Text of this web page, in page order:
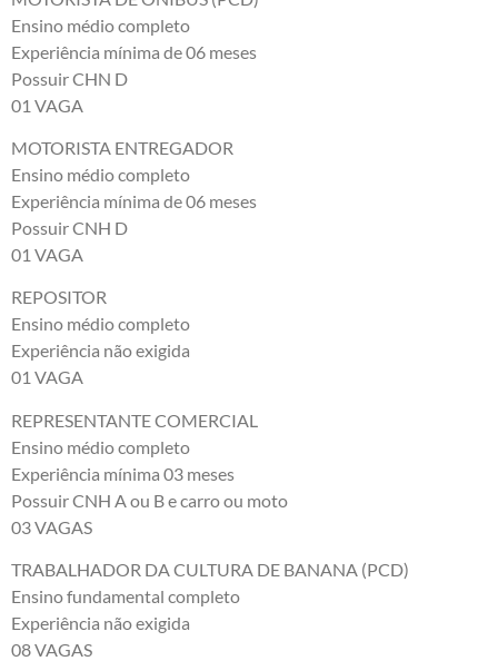
Ensino médio completo
Experiência mínima de 06 meses
Possuir CHN D
01 VAGA
MOTORISTA ENTREGADOR
Ensino médio completo
Experiência mínima de 06 meses
Possuir CNH D
01 VAGA
REPOSITOR
Ensino médio completo
Experiência não exigida
01 VAGA
REPRESENTANTE COMERCIAL
Ensino médio completo
Experiência mínima 03 meses
Possuir CNH A ou B e carro ou moto
03 VAGAS
TRABALHADOR DA CULTURA DE BANANA (PCD)
Ensino fundamental completo
Experiência não exigida
08 VAGAS